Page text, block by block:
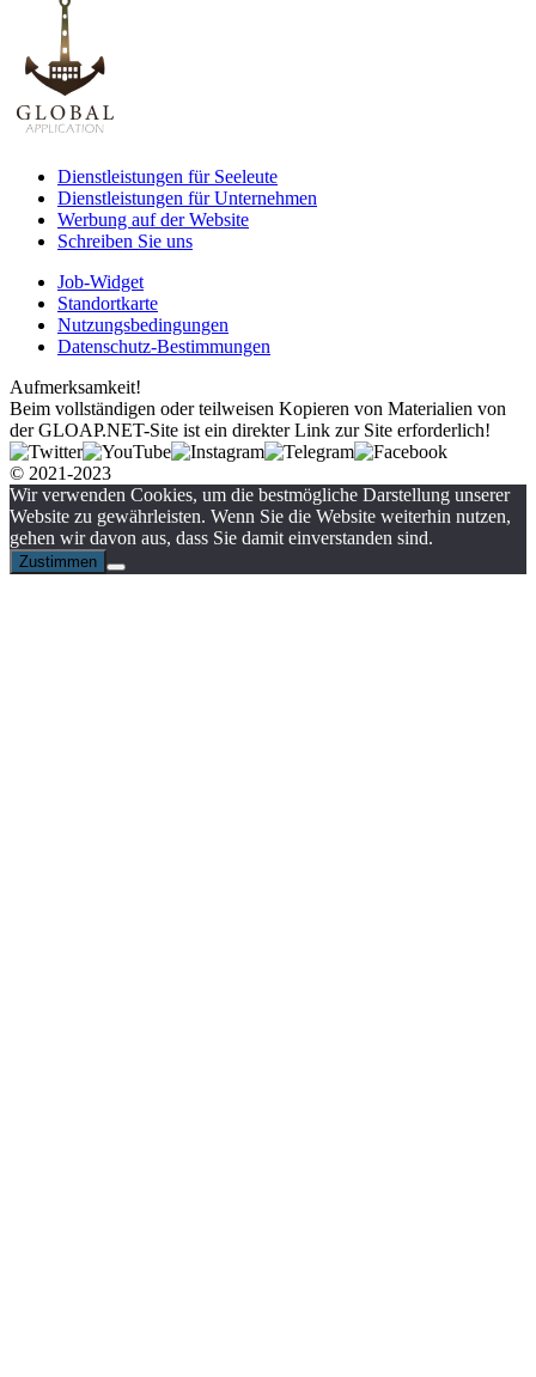
Dienstleistungen für Seeleute
Dienstleistungen für Unternehmen
Werbung auf der Website
Schreiben Sie uns
Job-Widget
Standortkarte
Nutzungsbedingungen
Datenschutz-Bestimmungen
Aufmerksamkeit!
Beim vollständigen oder teilweisen Kopieren von Materialien von
der GLOAP.NET-Site ist ein direkter Link zur Site erforderlich!
© 2021-2023
Wir verwenden Cookies, um die bestmögliche Darstellung unserer
Website zu gewährleisten. Wenn Sie die Website weiterhin nutzen,
gehen wir davon aus, dass Sie damit einverstanden sind.
Zustimmen